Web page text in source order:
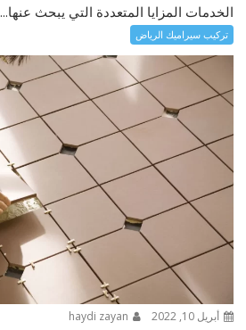
الخدمات المزايا المتعددة التي يبحث عنها...
تركيب سيراميك الرياض
أبريل 10, 2022